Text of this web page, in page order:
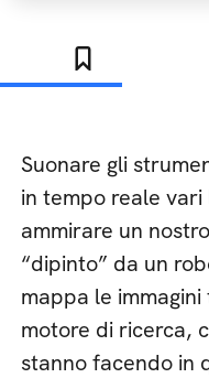
Suonare gli
in tempo reale
ammirare un nostro
“dipinto” da un
mappa le
motore di ricerca,
stanno facendo in